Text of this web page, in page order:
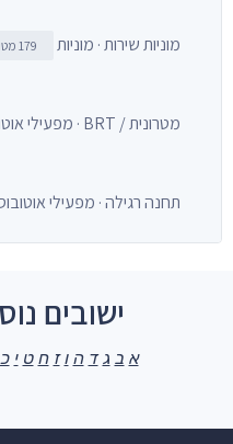
מוניות שירות · מוניות 179 מטר
מטרונית / BRT · מפעילי אוטובוסים
תחנה רגילה · מפעילי אוטובוסים
ישובים
א ב ג ד ה ו ז ח ט י כ